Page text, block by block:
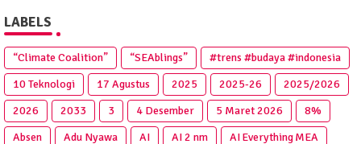
LABELS
“Climate Coalition” “SEAblings”
#trens #budaya #indonesia
10 Teknologi
17 Agustus 2025 2025‑26
2025/2026
2026
2033 3 4 Desember 5 Maret 2026
8%
Absen
Adu Nyawa AI AI 2 nm
AI Everything MEA